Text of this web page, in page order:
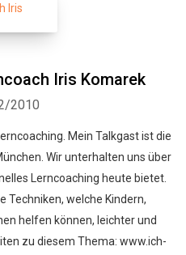
Iris Komarek
2010
Mein Talkgast ist die
Wir unterhalten uns über
Lerncoaching heute bietet.
Techniken, welche Kindern,
helfen können, leichter und
zu diesem Thema: www.ich-